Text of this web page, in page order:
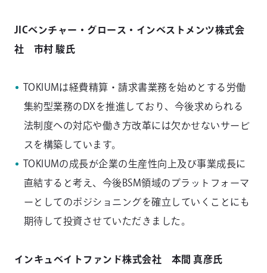
JICベンチャー・グロース・インベストメンツ株式会
社 市村 駿氏
TOKIUMは経費精算・請求書業務を始めとする労働
集約型業務のDXを推進しており、今後求められる
法制度への対応や働き方改革には欠かせないサービ
スを構築しています。
TOKIUMの成長が企業の生産性向上及び事業成長に
直結すると考え、今後BSM領域のプラットフォーマ
ーとしてのポジショニングを確立していくことにも
期待して投資させていただきました。
インキュベイトファンド株式会社 本間 真彦氏